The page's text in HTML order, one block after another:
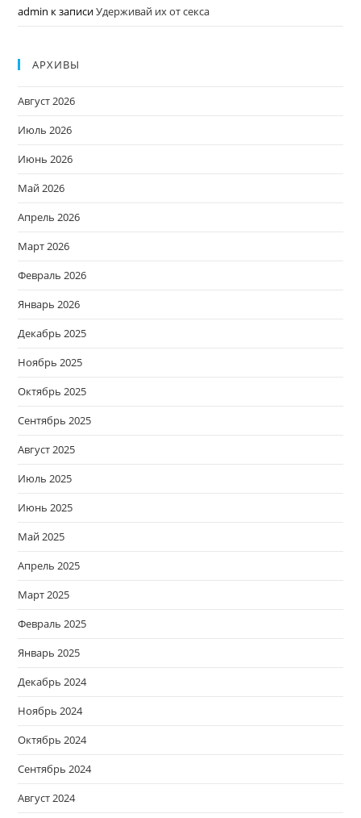
admin к записиУдерживай их от секса
АРХИВЫ
Август 2026
Июль 2026
Июнь 2026
Май 2026
Апрель 2026
Март 2026
Февраль 2026
Январь 2026
Декабрь 2025
Ноябрь 2025
Октябрь 2025
Сентябрь 2025
Август 2025
Июль 2025
Июнь 2025
Май 2025
Апрель 2025
Март 2025
Февраль 2025
Январь 2025
Декабрь 2024
Ноябрь 2024
Октябрь 2024
Сентябрь 2024
Август 2024